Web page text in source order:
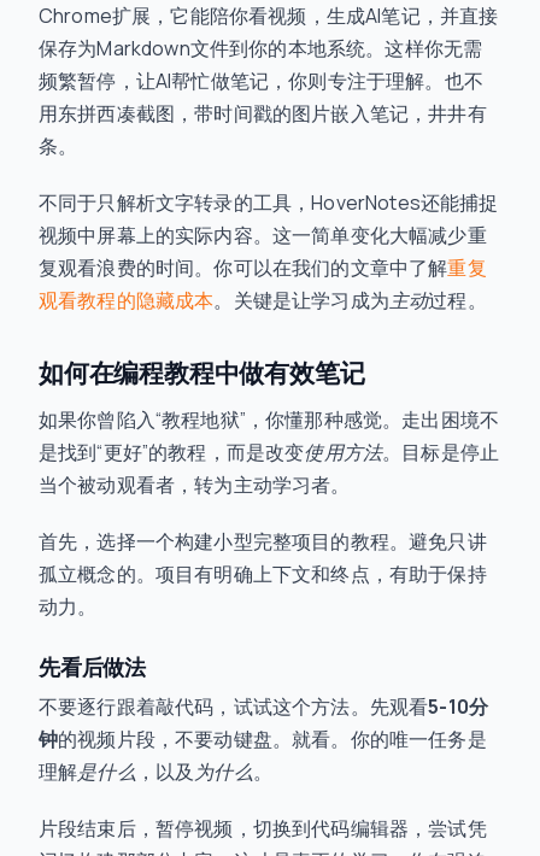
Chrome扩展，它能陪你看视频，生成AI笔记，并直接
保存为Markdown文件到你的本地系统。这样你无需
频繁暂停，让AI帮忙做笔记，你则专注于理解。也不
用东拼西凑截图，带时间戳的图片嵌入笔记，井井有
条。
不同于只解析文字转录的工具，HoverNotes还能捕捉
视频中屏幕上的实际内容。这一简单变化大幅减少重
复观看浪费的时间。你可以在我们的文章中了解重复
观看教程的隐藏成本。关键是让学习成为主动过程。
如何在编程教程中做有效笔记
如果你曾陷入“教程地狱”，你懂那种感觉。走出困境不
是找到“更好”的教程，而是改变使用方法。目标是停止
当个被动观看者，转为主动学习者。
首先，选择一个构建小型完整项目的教程。避免只讲
孤立概念的。项目有明确上下文和终点，有助于保持
动力。
先看后做法
不要逐行跟着敲代码，试试这个方法。先观看5-10分
钟的视频片段，不要动键盘。就看。你的唯一任务是
理解是什么 ，以及 为什么。
片段结束后，暂停视频，切换到代码编辑器，尝试凭